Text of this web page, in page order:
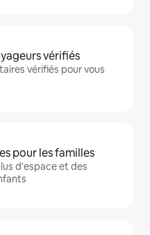
vérifiés
vérifiés pour vous
pour les familles
d'espace et des